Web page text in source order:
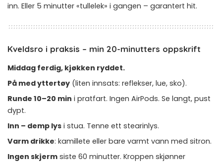
inn. Eller 5 minutter «tullelek» i gangen – garantert hit.
Kveldsro i praksis – min 20-minutters oppskrift
Middag ferdig, kjøkken ryddet.
På med yttertøy (liten innsats: reflekser, lue, sko).
Runde 10–20 min i pratfart. Ingen AirPods. Se langt, pust
dypt.
Inn – demp lys i stua. Tenne ett stearinlys.
Varm drikke: kamillete eller bare varmt vann med sitron.
Ingen skjerm siste 60 minutter. Kroppen skjønner